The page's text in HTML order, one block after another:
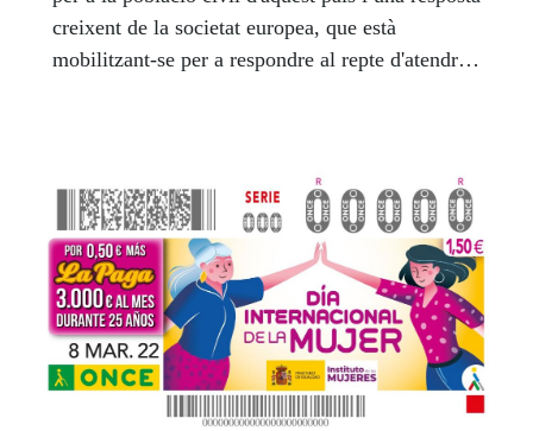
creixent de la societat europea, que està
mobilitzant-se per a respondre al repte d'atendre
el Grup Social ONCE, conjuntament amb les
seves treballadores i treballadors, vol aportar la
seva capacitat d'ajuda de forma organitzada i
coordinada i, per això, ha implementat diferents
accions de solidaritat amb el poble ucraïnès en
general, i amb les persones cegues i amb baixa
visió, així com amb altres discapacitats, en